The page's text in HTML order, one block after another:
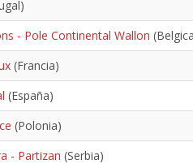
- Pole Continental Wallon
(Francia)
(España)
(Polonia)
- Partizan (Serbia)